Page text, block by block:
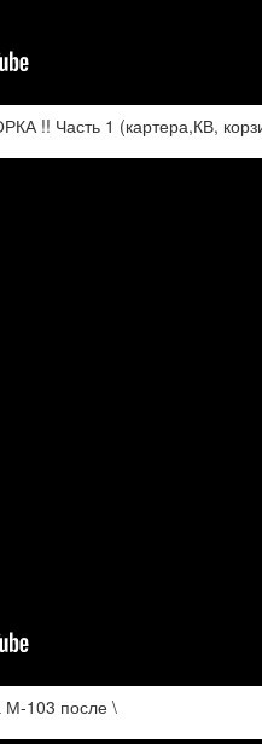
!! Часть 1 (картера,КВ,
М-103 после \